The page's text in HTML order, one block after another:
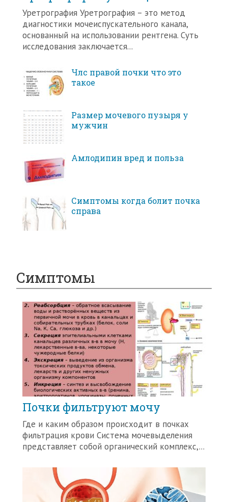
Уретрография Уретрография – это метод
диагностики мочеиспускательного канала,
основанный на использовании рентгена. Суть
исследования заключается...
Члс правой почки что это
такое
Размер мочевого пузыря у
мужчин
Амлодипин вред и польза
Симптомы когда болит почка
справа
Симптомы
Почки фильтруют мочу
Где и каким образом происходит в почках
фильтрация крови Система мочевыделения
представляет собой органический комплекс,...